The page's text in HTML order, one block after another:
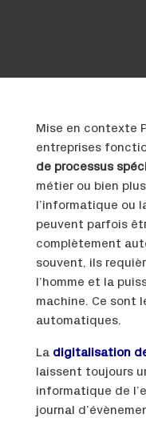
Mise en contexte
entreprises
de processus
métier ou bien
l’informatique ou
peuvent parfois
complètement
souvent, ils
l’homme et la
machine. Ce sont
automatiques.
La digitalisation
laissent toujours
informatique de
journal